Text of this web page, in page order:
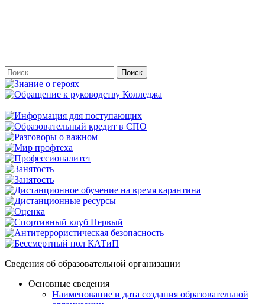
Найти:
Сведения об образовательной организации
Основные сведения
Наименование и дата создания образовательной